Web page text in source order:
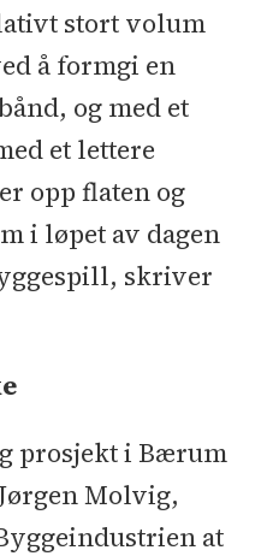
stort volum
å formgi en
og med et
et lettere
opp flaten og
i løpet av dagen
skriver
prosjekt i Bærum
Molvig,
at